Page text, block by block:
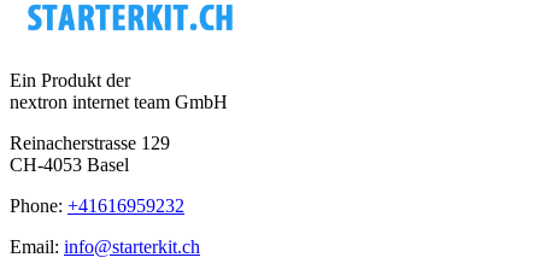
Ein Produkt der
nextron internet team GmbH
Reinacherstrasse 129
CH-4053 Basel
Phone: +41616959232
Email: info@starterkit.ch